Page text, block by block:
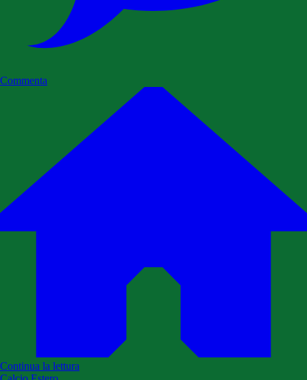
Commenta
Continua la lettura